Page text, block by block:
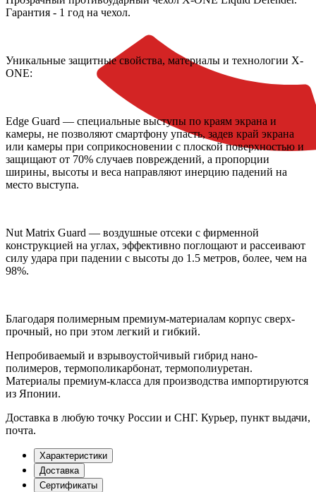
Гарантия - 1 год на чехол.
Уникальные защитные свойства, материалы и технологии X-
ONE:
Edge Guard — специальные выступы по краям экрана и
камеры, не позволяют смартфону упасть, задев край экрана
или камеры при соприкосновении с плоской поверхностью и
защищают от 70% случаев повреждений, а пропорции
ширины, высоты и веса направляют инерцию падений на
место выступа.
Nut Matrix Guard — воздушные отсеки с фирменной
конструкцией на углах, эффективно поглощают и рассеивают
силу удара при падении с высоты до 1.5 метров, более, чем на
98%.
Благодаря полимерным премиум-материалам корпус сверх-
прочный, но при этом легкий и гибкий.
Непробиваемый и взрывоустойчивый гибрид нано-
полимеров, термополикарбонат, термополиуретан.
Материалы премиум-класса для производства импортируются
из Японии.
Доставка в любую точку России и СНГ. Курьер, пункт выдачи,
почта.
Характеристики
Доставка
Сертификаты